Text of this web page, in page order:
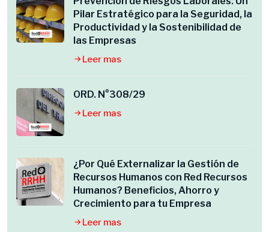
Pilar Estratégico para la Seguridad, la
Productividad y la Sostenibilidad de
las Empresas
Leer mas
ORD. N°308/29
Leer mas
¿Por Qué Externalizar la Gestión de
Recursos Humanos con Red Recursos
Humanos? Beneficios, Ahorro y
Crecimiento para tu Empresa
Leer mas